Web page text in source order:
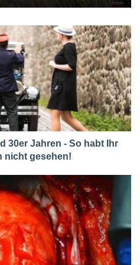
30er Jahren - So habt Ihr
nicht gesehen!